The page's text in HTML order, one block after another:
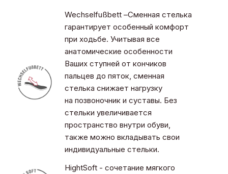
Wechselfußbett –Сменная стелька
гарантирует особенный комфорт
при ходьбе. Учитывая все
анатомические особенности
Ваших ступней от кончиков
пальцев до пяток, сменная
стелька снижает нагрузку
на позвоночник и суставы. Без
стельки увеличивается
пространство внутри обуви,
также можно вкладывать свои
индивидуальные стельки.
HightSoft - сочетание мягкого